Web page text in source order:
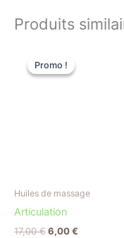
Produits
Promo !
Promo !
Huiles de massage
Articulation
17,00€
initial
6,00€